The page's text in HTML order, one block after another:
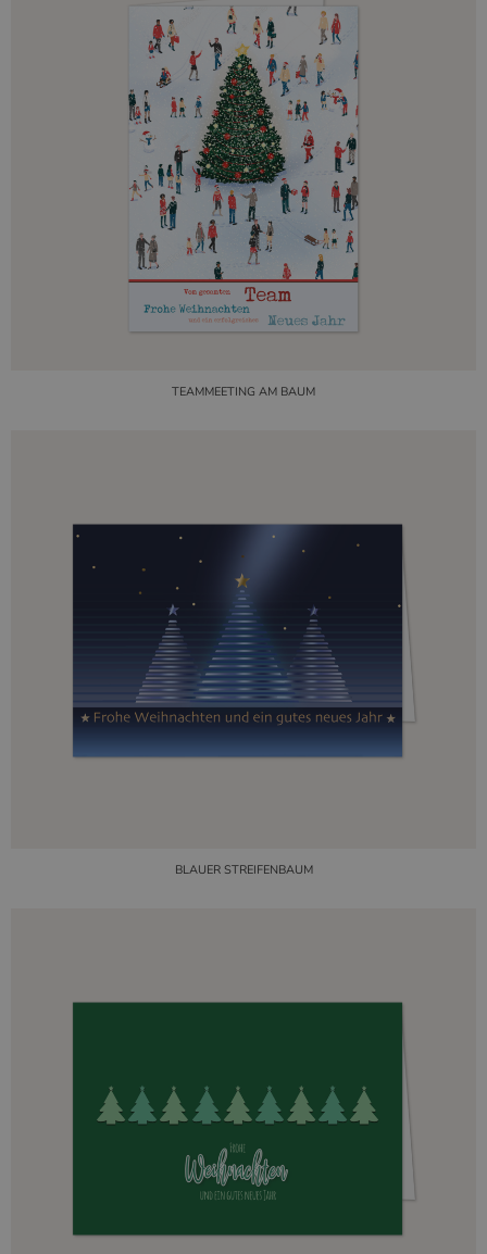
TEAMMEETING AM BAUM
BLAUER STREIFENBAUM